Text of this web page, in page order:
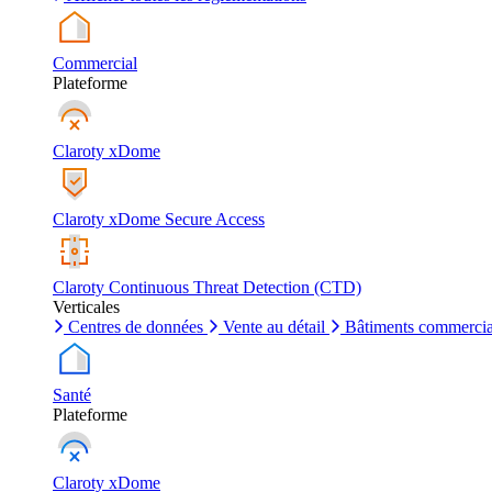
Commercial
Plateforme
Claroty xDome
Claroty xDome Secure Access
Claroty Continuous Threat Detection (CTD)
Verticales
Centres de données
Vente au détail Bâtiments
Santé
Plateforme
Claroty xDome